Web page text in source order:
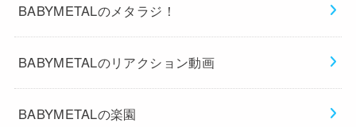
BABYMETALのメタラジ！
BABYMETALのリアクション動画
BABYMETALの楽園